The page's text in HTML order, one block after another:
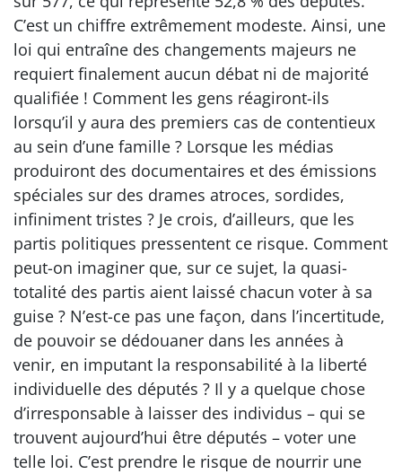
C’est un chiffre extrêmement modeste. Ainsi, une
loi qui entraîne des changements majeurs ne
requiert finalement aucun débat ni de majorité
qualifiée ! Comment les gens réagiront-ils
lorsqu’il y aura des premiers cas de contentieux
au sein d’une famille ? Lorsque les médias
produiront des documentaires et des émissions
spéciales sur des drames atroces, sordides,
infiniment tristes ? Je crois, d’ailleurs, que les
partis politiques pressentent ce risque. Comment
peut-on imaginer que, sur ce sujet, la quasi-
totalité des partis aient laissé chacun voter à sa
guise ? N’est-ce pas une façon, dans l’incertitude,
de pouvoir se dédouaner dans les années à
venir, en imputant la responsabilité à la liberté
individuelle des députés ? Il y a quelque chose
d’irresponsable à laisser des individus – qui se
trouvent aujourd’hui être députés – voter une
telle loi. C’est prendre le risque de nourrir une